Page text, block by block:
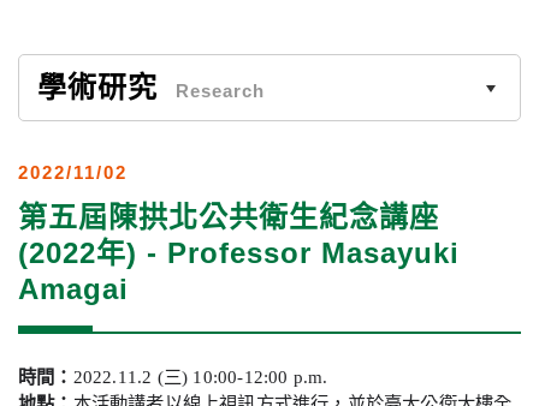
學術研究 Research
2022/11/02
第五屆陳拱北公共衛生紀念講座
(2022年) - Professor Masayuki
Amagai
時間： 2022.11.2 (三) 10:00-12:00 p.m.